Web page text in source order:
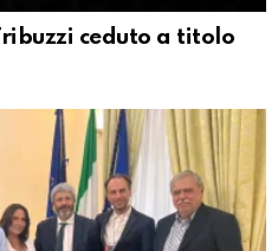
ceduto a titolo